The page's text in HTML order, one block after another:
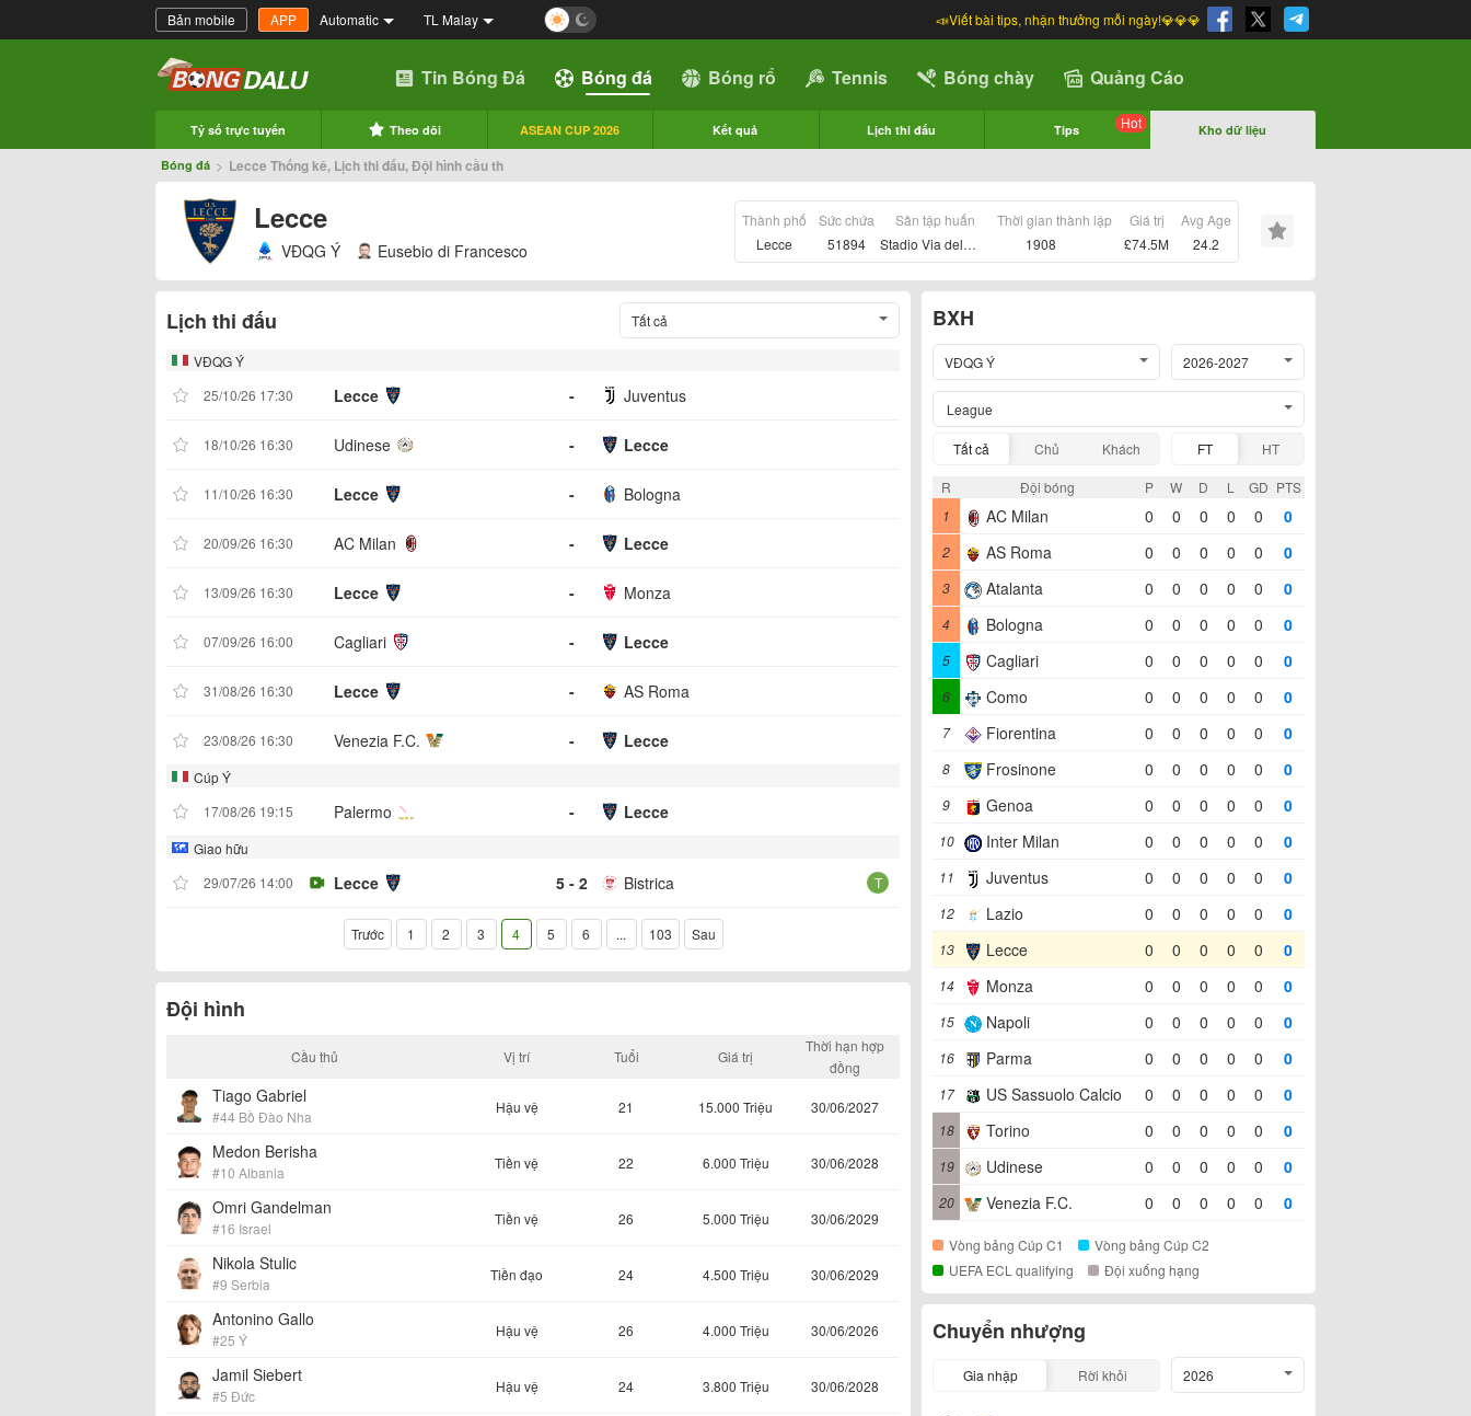
Bản mobile APP Automatic TL Malay 📣Viết bài tips, nhận thưởng mỗi ngày!💎💎💎
Tin Bóng Đá Bóng đá Bóng rổ Tennis Bóng chày Quảng Cáo
Tỷ số trực tuyến Theo dõi ASEAN CUP 2026 Kết quả Lịch thi đấu Tips Hot Kho dữ liệu
Bóng đá > Lecce Thống kê, Lịch thi đấu, Đội hình cầu th
Lecce
VĐQG Ý Eusebio di Francesco
Thành phố
Lecce
Sức chứa
51894
Sân tập huấn
Stadio Via del Mare
Thời gian thành lập
1908
Giá trị
£74.5M
Avg Age
24.2
Lịch thi đấu Tất cả
VĐQG Ý
25/10/26 17:30
Lecce - Juventus
18/10/26 16:30 Udinese - Lecce
11/10/26 16:30 Lecce - Bologna
20/09/26 16:30 AC Milan - Lecce
13/09/26 16:30 Lecce - Monza
07/09/26 16:00 Cagliari - Lecce
31/08/26 16:30 Lecce - AS Roma
23/08/26 16:30 Venezia F.C. - Lecce
Cúp Ý
17/08/26 19:15
Palermo - Lecce
Giao hữu
29/07/26 14:00
Lecce 5 - 2 Bistrica T
Trước 1 2 3 4 5 6 ... 103 Sau
Đội hình
Cầu thủ Vị trí Tuổi Giá trị
Thời hạn hợp
đồng
Tiago Gabriel
#44 Bồ Đào Nha
Hậu vệ 21 15.000 Triệu 30/06/2027
Medon Berisha
#10 Albania
Tiền vệ 22 6.000 Triệu 30/06/2028
Omri Gandelman
#16 Israel
Tiền vệ 26 5.000 Triệu 30/06/2029
Nikola Stulic
#9 Serbia
Tiền đạo 24 4.500 Triệu 30/06/2029
Antonino Gallo
#25 Ý
Hậu vệ 26 4.000 Triệu 30/06/2026
Jamil Siebert
#5 Đức
Hậu vệ 24 3.800 Triệu 30/06/2028
BXH
VĐQG Ý 2026-2027
League
Tất cả Chủ Khách FT HT
R Đội bóng P W D L GD PTS
1
AC Milan 0 0 0 0 0 0
2 AS Roma 0 0 0 0 0 0
3 Atalanta 0 0 0 0 0 0
4 Bologna 0 0 0 0 0 0
5 Cagliari 0 0 0 0 0 0
6 Como 0 0 0 0 0 0
7 Fiorentina 0 0 0 0 0 0
8 Frosinone 0 0 0 0 0 0
9 Genoa 0 0 0 0 0 0
10 Inter Milan 0 0 0 0 0 0
11 Juventus 0 0 0 0 0 0
12 Lazio 0 0 0 0 0 0
13 Lecce 0 0 0 0 0 0
14 Monza 0 0 0 0 0 0
15 Napoli 0 0 0 0 0 0
16 Parma 0 0 0 0 0 0
17 US Sassuolo Calcio 0 0 0 0 0 0
18 Torino 0 0 0 0 0 0
19 Udinese 0 0 0 0 0 0
20 Venezia F.C. 0 0 0 0 0 0
Vòng bảng Cúp C1
Vòng bảng Cúp C2
UEFA ECL qualifying
Đội xuống hạng
Chuyển nhượng
Gia nhập Rời khỏi 2026